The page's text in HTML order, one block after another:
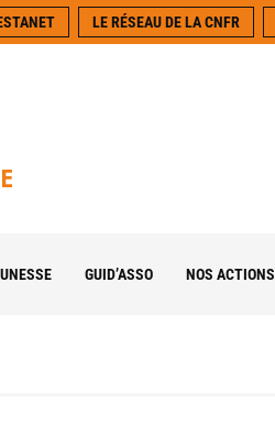
LE RÉSEAU DE LA CNFR
GUID’ASSO NOS ACTIONS